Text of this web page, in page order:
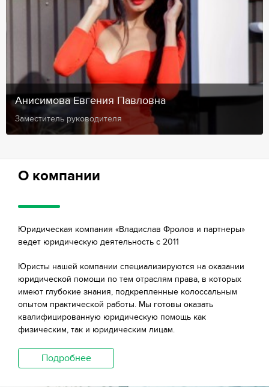
Анисимова Евгения Павловна
Заместитель руководителя
О компании
Юридическая компания «Владислав Фролов и партнеры»
ведет юридическую деятельность с 2011
Юристы нашей компании специализируются на оказании
юридической помощи по тем отраслям права, в которых
имеют глубокие знания, подкрепленные колоссальным
опытом практической работы. Мы готовы оказать
квалифицированную юридическую помощь как
физическим, так и юридическим лицам.
Подробнее